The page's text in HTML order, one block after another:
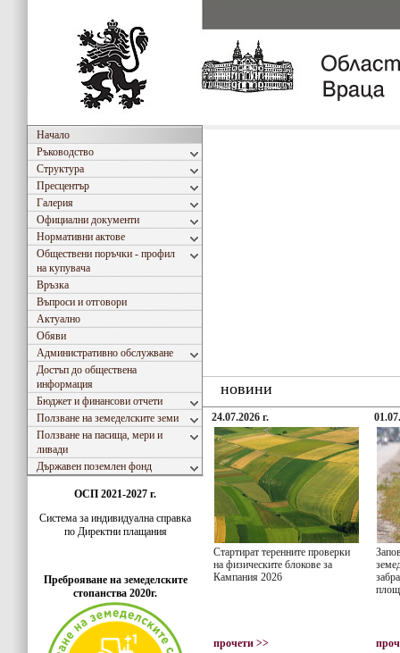
Начало
Ръководство
Структура
Пресцентър
Галерия
Официални документи
Нормативни актове
Обществени поръчки - профил
на купувача
Връзка
Въпроси и отговори
Актуално
Обяви
Административно обслужване
Достъп до обществена
информация
Бюджет и финансови отчети
Ползване на земеделските земи
Ползване на пасища, мери и
ливади
Държавен поземлен фонд
ОСП 2021-2027 г.
Система за индивидуaлна справка
по Директни плащания
Преброяване на земеделските
стопанства 2020г.
новини
24.07.2026 г.
Стартират теренните проверки
на физическите блокове за
Кампания 2026
прочети >>